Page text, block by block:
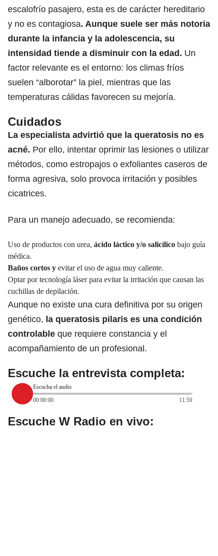
escalofrío pasajero, esta es de carácter hereditario
y no es contagiosa. Aunque suele ser más notoria
durante la infancia y la adolescencia, su
intensidad tiende a disminuir con la edad. Un
factor relevante es el entorno: los climas fríos
suelen “alborotar” la piel, mientras que las
temperaturas cálidas favorecen su mejoría.
Cuidados
La especialista advirtió que la queratosis no es
acné. Por ello, intentar oprimir las lesiones o utilizar
métodos, como estropajos o exfoliantes caseros de
forma agresiva, solo provoca irritación y posibles
cicatrices.
Para un manejo adecuado, se recomienda:
Uso de productos con urea, ácido láctico y/o salicílico bajo guía
médica.
Baños cortos y evitar el uso de agua muy caliente.
Optar por tecnología láser para evitar la irritación que causan las
cuchillas de depilación.
Aunque no existe una cura definitiva por su origen
genético, la queratosis pilaris es una condición
controlable que requiere constancia y el
acompañamiento de un profesional.
Escuche la entrevista completa:
Escucha el audio
00:00:00
11:59
Escuche W Radio en vivo: